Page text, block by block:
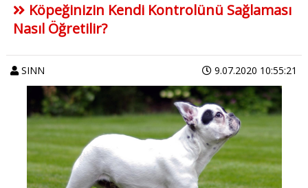
Köpeğinizin Kendi Kontrolünü Sağlaması
Nasıl Öğretilir?
SINN 9.07.2020 10:55:21